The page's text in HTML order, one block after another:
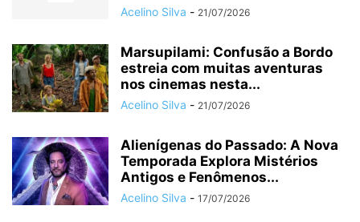
Acelino Silva - 21/07/2026
Marsupilami: Confusão a Bordo
estreia com muitas aventuras
nos cinemas nesta...
Acelino Silva - 21/07/2026
Alienígenas do Passado: A Nova
Temporada Explora Mistérios
Antigos e Fenômenos...
Acelino Silva - 17/07/2026